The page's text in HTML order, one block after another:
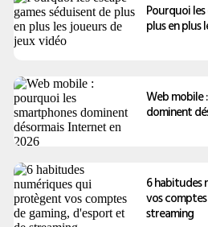
Pourquoi
plus en plus
Web mobile
dominent
6 habitudes
vos
streaming